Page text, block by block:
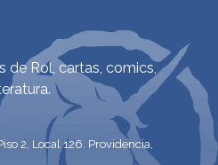
de Rol, cartas, comics,
2, Local 126. Providencia,